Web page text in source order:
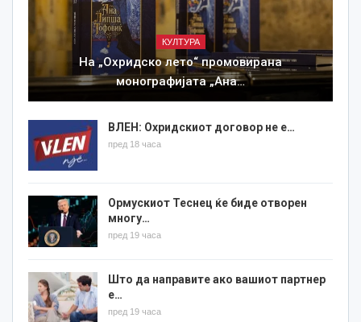
КУЛТУРА
На „Охридско лето“ промовирана
монографијата „Ана…
ВЛЕН: Охридскиот договор не е…
пред 18 часа
Ормускиот Теснец ќе биде отворен
многу…
пред 19 часа
Што да направите ако вашиот партнер
е…
пред 19 часа